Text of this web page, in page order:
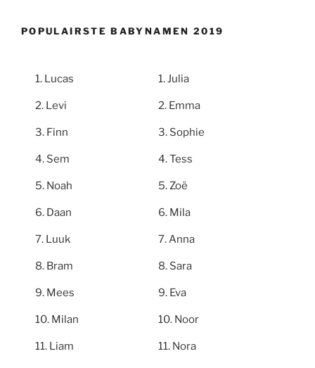
POPULAIRSTE BABYNAMEN 2019
Lucas
Levi
Finn
Sem
Noah
Daan
Luuk
Bram
Mees
Milan
Liam
Julia
Emma
Sophie
Tess
Zoë
Mila
Anna
Sara
Eva
Noor
Nora